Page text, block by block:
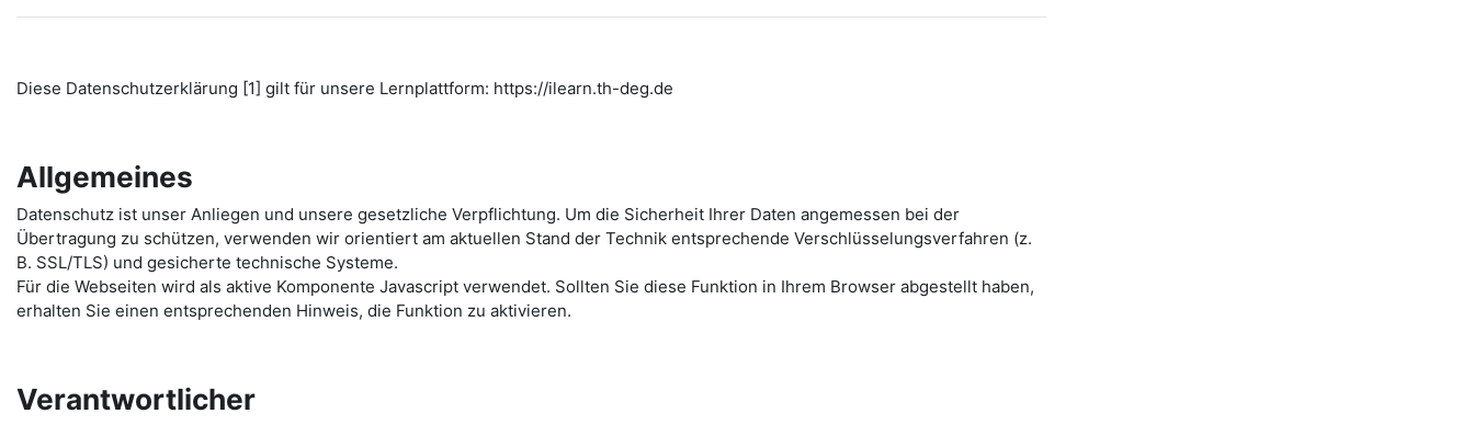
Diese Datenschutzerklärung [1] gilt für unsere Lernplattform: https://ilearn.th-deg.de
Allgemeines
Datenschutz ist unser Anliegen und unsere gesetzliche Verpflichtung. Um die Sicherheit Ihrer Daten angemessen bei der
Übertragung zu schützen, verwenden wir orientiert am aktuellen Stand der Technik entsprechende Verschlüsselungsverfahren (z.
B. SSL/TLS) und gesicherte technische Systeme.
Für die Webseiten wird als aktive Komponente Javascript verwendet. Sollten Sie diese Funktion in Ihrem Browser abgestellt haben,
erhalten Sie einen entsprechenden Hinweis, die Funktion zu aktivieren.
Verantwortlicher